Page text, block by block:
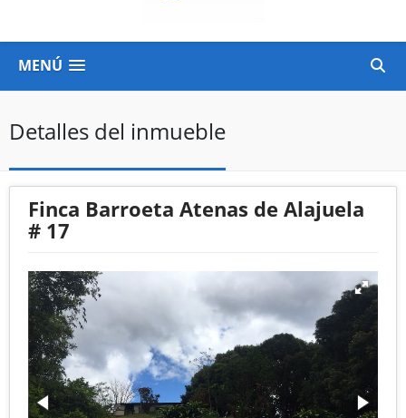
MENÚ
Detalles del inmueble
Finca Barroeta Atenas de Alajuela
# 17